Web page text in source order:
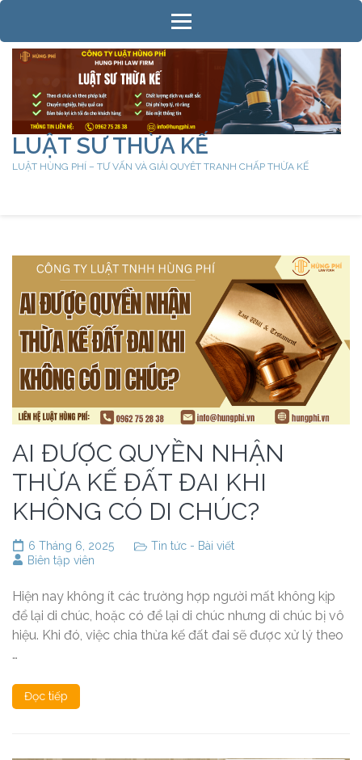
Bỏ
và
(ấn
Enter)LUẬT SƯ THỪA KẾ
LUẬT HÙNG PHÍ – TƯ VẤN VÀ GIẢI QUYÊT TRANH CHẤP THỪA KẾ
AI ĐƯỢC QUYỀN NHẬN
THỪA KẾ ĐẤT ĐAI KHI
KHÔNG CÓ DI CHÚC?
6 Tháng 6, 2025
Tin tức - Bài viết
Biên tập viên
Hiện nay không ít các trường hợp người mất không kịp
để lại di chúc, hoặc có để lại di chúc nhưng di chúc bị vô
hiệu. Khi đó, việc chia thừa kế đất đai sẽ được xử lý theo
…
Đọc tiếp